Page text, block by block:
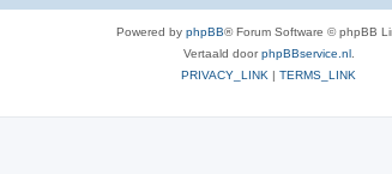
Powered by phpBB® Forum Software © phpBB
Vertaald doorphpBBservice.nl.
PRIVACY_LINK | TERMS_LINK